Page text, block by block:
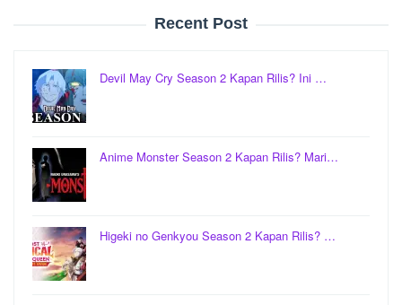
Recent Post
Devil May Cry Season 2 Kapan Rilis? Ini …
Anime Monster Season 2 Kapan Rilis? Mari…
Higeki no Genkyou Season 2 Kapan Rilis? …